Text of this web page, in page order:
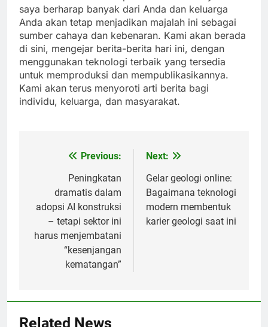
saya berharap banyak dari Anda dan keluarga
Anda akan tetap menjadikan majalah ini sebagai
sumber cahaya dan kebenaran. Kami akan berada
di sini, mengejar berita-berita hari ini, dengan
menggunakan teknologi terbaik yang tersedia
untuk memproduksi dan mempublikasikannya.
Kami akan terus menyoroti arti berita bagi
individu, keluarga, dan masyarakat.
navigation
Previous:
Peningkatan
dramatis dalam
adopsi AI konstruksi
– tetapi sektor ini
harus menjembatani
“kesenjangan
kematangan”
Next:
Gelar geologi online:
Bagaimana teknologi
modern membentuk
karier geologi saat ini
Related News